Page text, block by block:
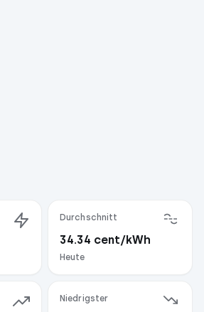
Durchschnitt
34.34 cent/kWh
Heute
Niedrigster